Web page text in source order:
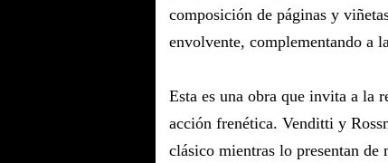
composición de páginas y
envolvente, complementando a
Esta es una obra que invita a la
acción frenética. Venditti y
clásico mientras lo presentan de